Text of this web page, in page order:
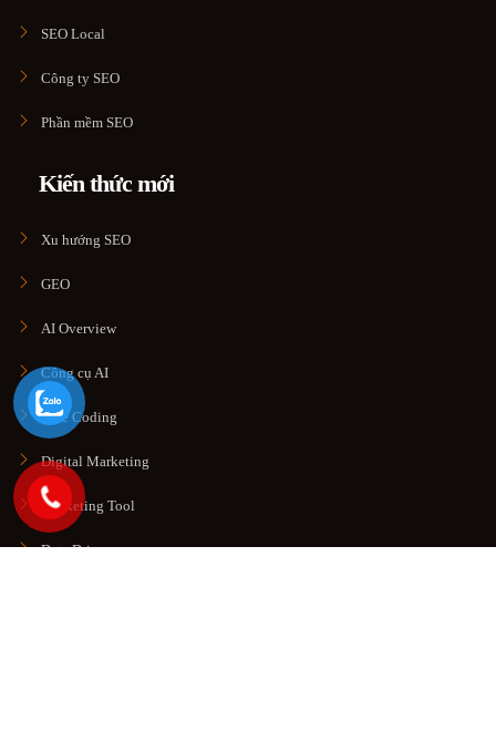
SEO Local
Công ty SEO
Phần mềm SEO
Kiến thức mới
Xu hướng SEO
GEO
AI Overview
Công cụ AI
Vibe Coding
Digital Marketing
Marketing Tool
Data Driven